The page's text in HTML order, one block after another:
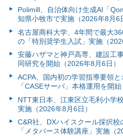
Polimill、自治体向け生成AI「
知県小牧市で実施（2026年8月6
名古屋商科大学、4年間で最大
の「特別奨学生入試」実施（
安藤ハザマと神戸高専、建設工
同研究を開始（2026年8月6日）
ACPA、国内初の学習指導要領
「CASEサーバ」本格運用を開
NTT東日本、江東区立毛利小学
実施（2026年8月6日）
C&R社、DXハイスクール採択
「メタバース体験講座」実施（